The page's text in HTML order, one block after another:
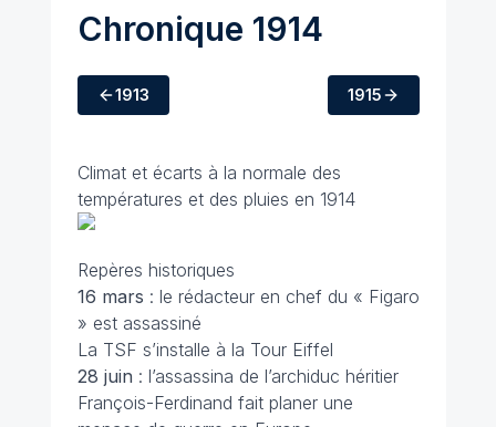
Chronique 1914
1913 1915
Climat et écarts à la normale des
températures et des pluies en 1914
Repères historiques
16 mars : le rédacteur en chef du « Figaro
» est assassiné
La TSF s’installe à la Tour Eiffel
28 juin : l’assassina de l’archiduc héritier
François-Ferdinand fait planer une